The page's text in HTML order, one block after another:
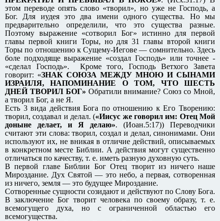
этом переводе опять слово «творил», но уже не Господь, а
Бог. Для иудея это два имени одного существа. Но мы
предварительно определили, что это существа разные.
Поэтому выражение «сотворил Бог» истинно для первой
главы первой книги Торы, но для 31 главы второй книги
Торы по отношению к Сущему-Иегове — сомнительно. Здесь
боле подходяще выражение «создал Господь» или точнее -
«сделал Господь». Кроме того, Господь Ветхого Завета
говорит: «ЗНАК СОЮЗА МЕЖДУ МНОЮ И СЫНАМИ
ИЗРАИЛЯ, НАПОМИНАНИЕ О ТОМ, ЧТО ШЕСТЬ
ДНЕЙ ТВОРИЛ БОГ» Обратили внимание? Союз со Мной,
а творил Бог, а не Я.
Есть 3 вида действия Бога по отношению к Его Творению:
творил, создавал и делал. («Иисус же говорил им: Отец Мой
доныне делает, и Я делаю». (Иоан.5:17)) Переводчики
считают эти слова: творил, создал и делал, синонимами. Они
используют их, не вникая в отличие действий, описываемых
в конкретном месте Библии. А действия могут существенно
отличаться по качеству, т. е. иметь разную духовную суть.
В первой главе Библии Бог Отец творит из ничего наше
Мироздание. Дух Святой — это небо, а первая, сотворенная
из ничего, земля — это будущее Мироздание.
Сотворенные сущности созидают и действуют по Слову Бога.
В заключение Бог творит человека по своему образу, т. е.
всемогущего духа, но с ограниченной областью его
всемогущества.